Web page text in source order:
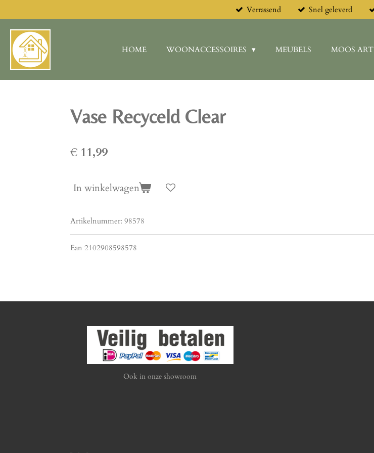
direct
naar
de
hoofdinhoud
Verrassend Snel geleverd
HOME WOONACCESSOIRES MEUBELS MOOS ART
Vase Recyceld Clear
€ 11,99
In winkelwagen
Artikelnummer: 98578
Ean 2102908598578
Ook in onze showroom